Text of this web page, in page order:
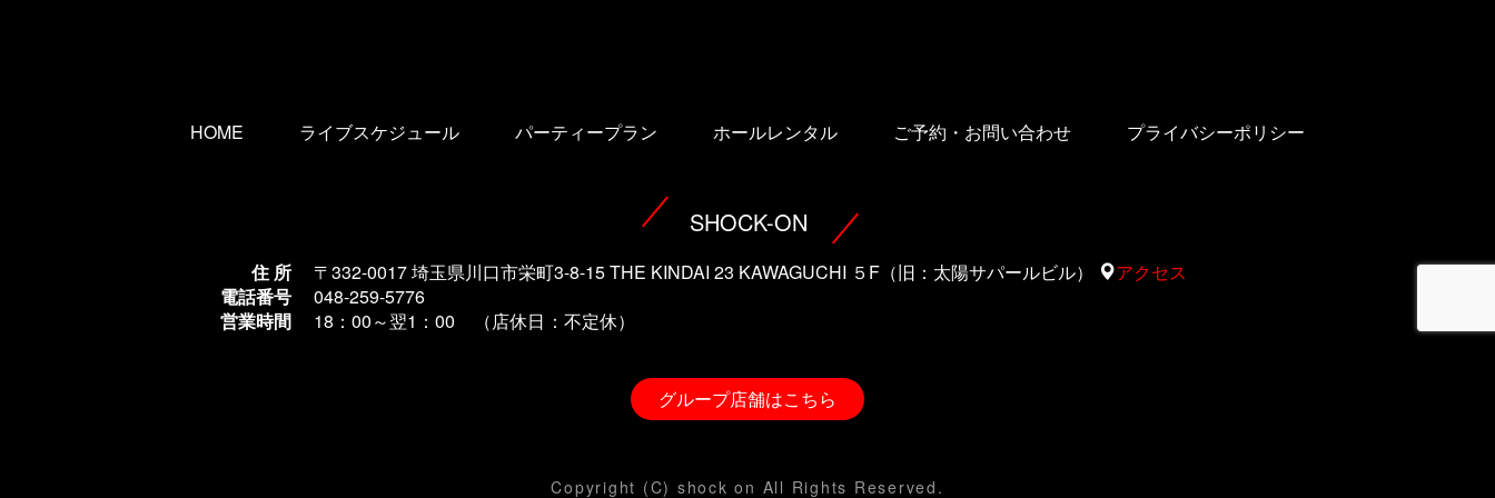
HOME ライブスケジュール パーティープラン ホールレンタル ご予約・お問い合わせ プライバシーポリシー
SHOCK-ON
住 所 〒332-0017 埼玉県川口市栄町3-8-15 THE KINDAI 23 KAWAGUCHI ５F（旧：太陽サパールビル）
アクセス
電話番号
048-259-5776
営業時間
18：00～翌1 ：00 （店休日：不定休）
グループ店舗はこちら
Copyright (C) shock on All Rights Reserved.